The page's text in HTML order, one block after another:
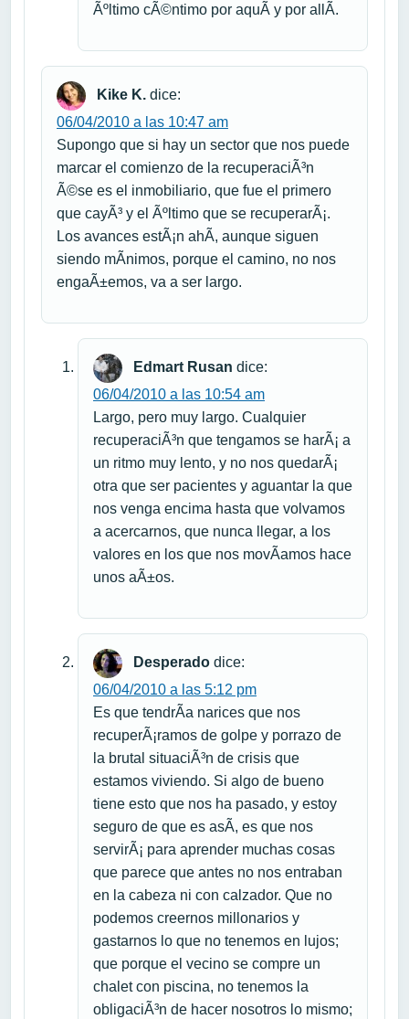
Ãºltimo cÃ©ntimo por aquÃ­ y por allÃ­.
Kike K. dice:
06/04/2010 a las 10:47 am
Supongo que si hay un sector que nos puede
marcar el comienzo de la recuperaciÃ³n
Ã©se es el inmobiliario, que fue el primero
que cayÃ³ y el Ãºltimo que se recuperarÃ¡.
Los avances estÃ¡n ahÃ­, aunque siguen
siendo mÃ­nimos, porque el camino, no nos
engaÃ±emos, va a ser largo.
Edmart Rusan dice:
06/04/2010 a las 10:54 am
Largo, pero muy largo. Cualquier
recuperaciÃ³n que tengamos se harÃ¡ a
un ritmo muy lento, y no nos quedarÃ¡
otra que ser pacientes y aguantar la que
nos venga encima hasta que volvamos
a acercarnos, que nunca llegar, a los
valores en los que nos movÃ­amos hace
unos aÃ±os.
Desperado dice:
06/04/2010 a las 5:12 pm
Es que tendrÃ­a narices que nos
recuperÃ¡ramos de golpe y porrazo de
la brutal situaciÃ³n de crisis que
estamos viviendo. Si algo de bueno
tiene esto que nos ha pasado, y estoy
seguro de que es asÃ­, es que nos
servirÃ¡ para aprender muchas cosas
que parece que antes no nos entraban
en la cabeza ni con calzador. Que no
podemos creernos millonarios y
gastarnos lo que no tenemos en lujos;
que porque el vecino se compre un
chalet con piscina, no tenemos la
obligaciÃ³n de hacer nosotros lo mismo;